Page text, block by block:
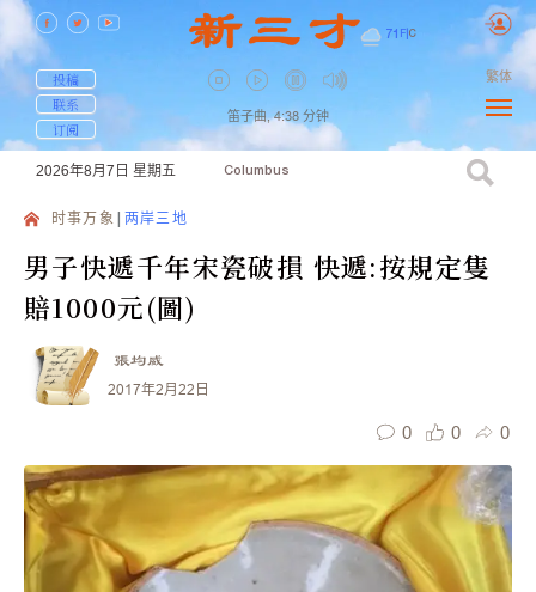
71 F| C
投稿
联系
订阅
笛子曲, 4:38 分钟
繁体
2026年8月7日 星期五 Columbus
时事万象 两岸三地
男子快遞千年宋瓷破損 快遞:按規定隻
賠1000元(圖)
張均威
2017年2月22日
0 0 0